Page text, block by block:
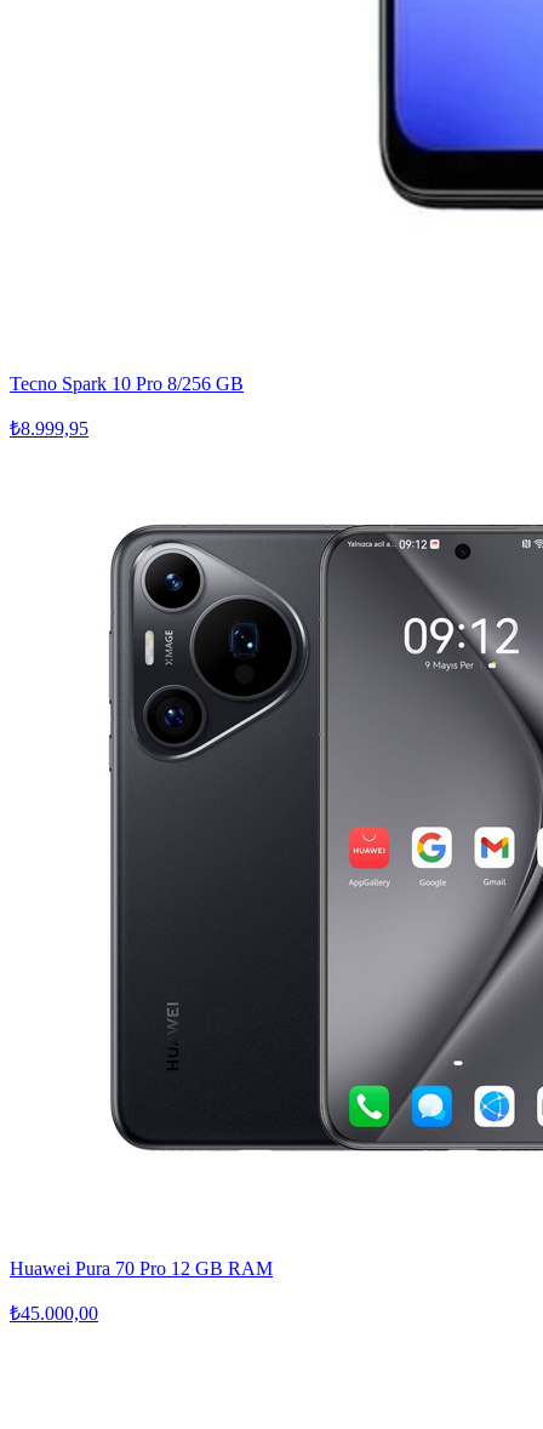
Tecno Spark 10 Pro 8/256 GB
₺8.999,95
Huawei Pura 70 Pro 12 GB RAM
₺45.000,00